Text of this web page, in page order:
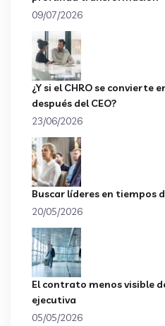
09/07/2026
¿Y si el CHRO se convierte
después del CEO?
23/06/2026
Buscar líderes en tiempos
20/05/2026
El contrato menos visible
ejecutiva
05/05/2026